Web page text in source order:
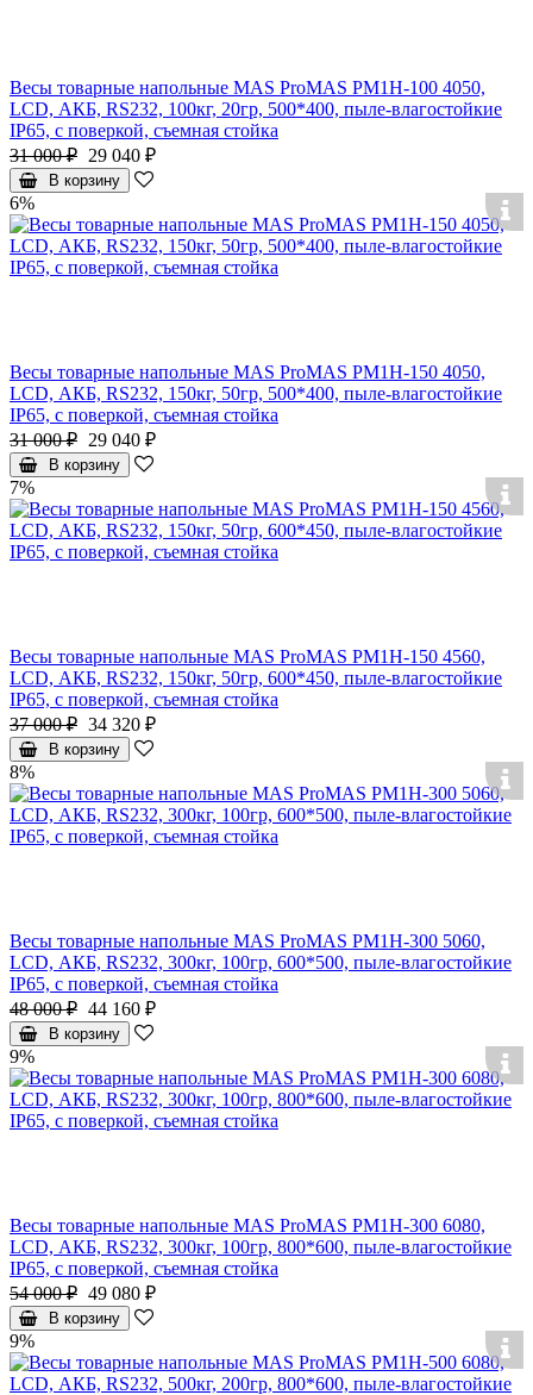
Весы товарные напольные MAS ProMAS PM1H-100 4050,
LCD, АКБ, RS232, 100кг, 20гр, 500*400, пыле-влагостойкие
IP65, с поверкой, съемная стойка
31 000 ₽ 29 040 ₽
В корзину
6%
Весы товарные напольные MAS ProMAS PM1H-150 4050,
LCD, АКБ, RS232, 150кг, 50гр, 500*400, пыле-влагостойкие
IP65, с поверкой, съемная стойка
31 000 ₽ 29 040 ₽
В корзину
7%
Весы товарные напольные MAS ProMAS PM1H-150 4560,
LCD, АКБ, RS232, 150кг, 50гр, 600*450, пыле-влагостойкие
IP65, с поверкой, съемная стойка
37 000 ₽ 34 320 ₽
В корзину
8%
Весы товарные напольные MAS ProMAS PM1H-300 5060,
LCD, АКБ, RS232, 300кг, 100гр, 600*500, пыле-влагостойкие
IP65, с поверкой, съемная стойка
48 000 ₽ 44 160 ₽
В корзину
9%
Весы товарные напольные MAS ProMAS PM1H-300 6080,
LCD, АКБ, RS232, 300кг, 100гр, 800*600, пыле-влагостойкие
IP65, с поверкой, съемная стойка
54 000 ₽ 49 080 ₽
В корзину
9%